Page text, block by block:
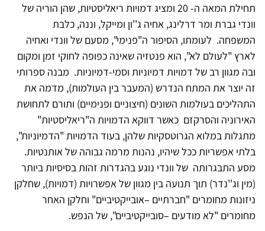
תחילת המאה ה- 20 ומציג דמויות ריאליסטיות, שהן הוריה של
וונדי גברת ומר דרלינג, אחיה ג''ון ומייקל, וננה, כלבת
המשפחה. לעומתו, הסיפור ה"פנימי", מסעם של וונדי ואחיה
לארץ "לעולם לא", הוא פנטזיה שאינה כפופה לחוקי זמן ומקום
ובה מגוון רב של דמויות דמיוניות וסמי-דמיוניות. מבנה ספרותי
זה יוצר את המתח הנדרש (המעבר בין העולמות), מדמה את
התהליכים בעולמות השונים (חיצוניים ופנימיים) ותורם לתחושת
האירוניה והסרקזם כאשר דווקא הדמויות ה"ריאליסטיות"
מתגלות במלוא הגרוטסקיות שלהן, בעוד הדמויות "הדמיוניות",
בלתי אפשריות ככל שיהיו, נהנות מרמה גבוהה של אותנטיות.
מסע התבגרותה של וונדי נוגע בהגדרות זהות בסיסיות ביותר
(מין וג''נדר) תוך תנועה בין מגוון של אפשרויות (דמויות), שחלקן
ניזונות מחומרים "חברתיים –אובייקטיביים" וחלקן האחר
מחומרים "לא מודעים –סובייקטיביים", של הנפש.